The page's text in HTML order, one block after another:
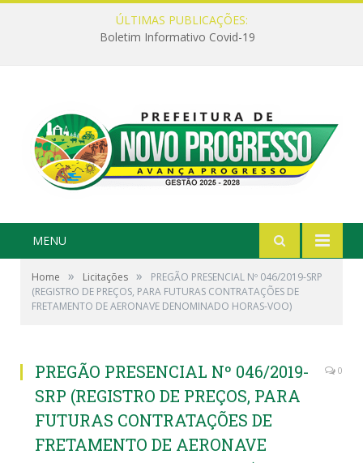
ÚLTIMAS PUBLICAÇÕES:
Boletim Informativo Covid-19
MENU
Home » Licitações »
PREGÃO PRESENCIAL Nº 046/2019-SRP
(REGISTRO DE PREÇOS, PARA FUTURAS CONTRATAÇÕES DE
FRETAMENTO DE AERONAVE DENOMINADO HORAS-VOO)
PREGÃO PRESENCIAL Nº 046/2019-
SRP (REGISTRO DE PREÇOS, PARA
FUTURAS CONTRATAÇÕES DE
FRETAMENTO DE AERONAVE
0